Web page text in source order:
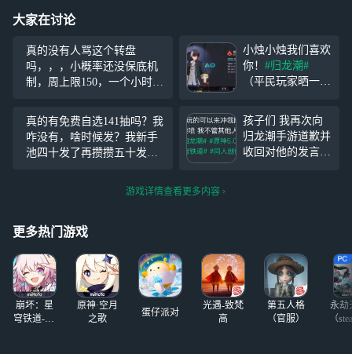
大家在讨论
真的没有人骂这个转盘
吗，，，小概率还没保底机
制，周上限150，一个小时全
皮肤直接有生之年系列是吧
（大恼）
小烛小烛我们喜欢
你！ #归龙潮#
（平民玩家晒一
所以全都无脑拉满
力，但是潮品真的
不出货…尽力了）
差个锁和斋西就满
真的有免费自选141抽吗？我
咋没有，啥时候发？我新手
池四十发了再攒攒五十发终
长命锁限定池还有五十发出
孩子们 我再次向
归龙潮手游道歉并
收回对他的发言
#原神5.7版本#
神5.8版本#
游戏详情查看更多内容
更多热门游戏
崩坏：星
穹铁道-4.4
原神·空月
之歌
蛋仔派对
光遇-致梵
高
第五人格
（官服）
永劫
（